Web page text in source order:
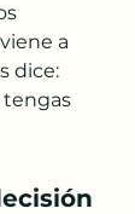
a
dice:
tengas